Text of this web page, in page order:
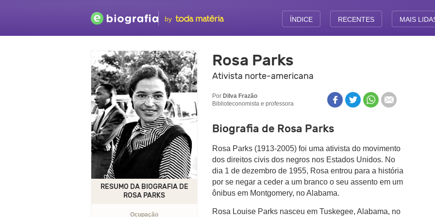
by ÍNDICE RECENTES MAIS
Rosa Parks
Ativista norte-americana
Por Dilva Frazão
Biblioteconomista e professora
Biografia de Rosa Parks
Rosa Parks (1913-2005) foi uma ativista do movimento
dos direitos civis dos negros nos Estados Unidos. No
dia 1 de dezembro de 1955, Rosa entrou para a história
por se negar a ceder a um branco o seu assento em um
ônibus em Montgomery, no Alabama.
Rosa Louise Parks nasceu em Tuskegee, Alabama, no
RESUMO DA BIOGRAFIA DE
ROSA PARKS
Ocupação